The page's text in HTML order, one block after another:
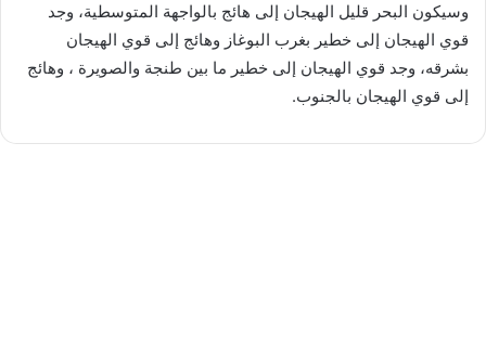
وسيكون البحر قليل الهيجان إلى هائج بالواجهة المتوسطية، وجد
قوي الهيجان إلى خطير بغرب البوغاز وهائج إلى قوي الهيجان
بشرقه، وجد قوي الهيجان إلى خطير ما بين طنجة والصويرة ، وهائج
إلى قوي الهيجان بالجنوب.